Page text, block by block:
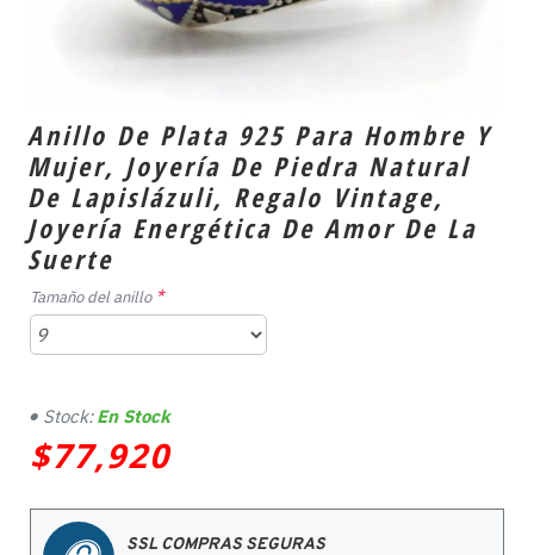
Anillo De Plata 925 Para Hombre Y
Mujer, Joyería De Piedra Natural
De Lapislázuli, Regalo Vintage,
Joyería Energética De Amor De La
Suerte
$77,920
Stock: En Stock
Tamaño del anillo
SSL COMPRAS SEGURAS